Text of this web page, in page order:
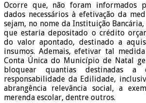
Ocorre que, não foram informados
dados necessários à efetivação da
sejam, no nome da Instituição
que estaria depositado o crédito
do valor apontado, destinado a
insumos. Ademais, efetivar tal
Conta Única do Município de Natal
bloquear quantias destinadas a
responsabilidade da Edilidade,
abrangência relevância social, a
merenda escolar, dentre outros.